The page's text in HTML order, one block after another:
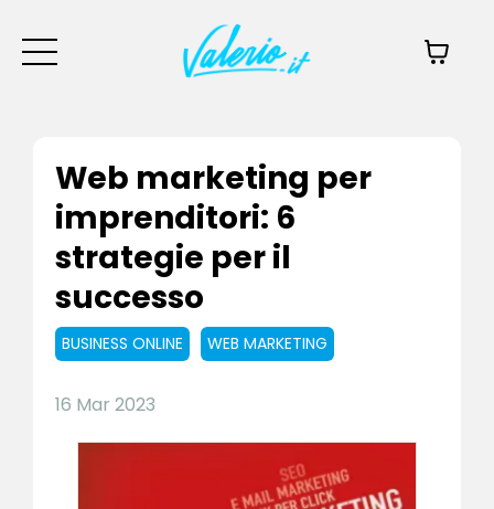
Web marketing per
imprenditori: 6
strategie per il
successo
BUSINESS ONLINE WEB MARKETING
16 Mar 2023